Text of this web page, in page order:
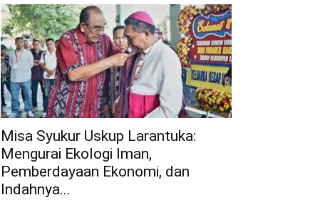
Misa Syukur Uskup Larantuka:
Mengurai Ekologi Iman,
Pemberdayaan Ekonomi, dan
Indahnya...